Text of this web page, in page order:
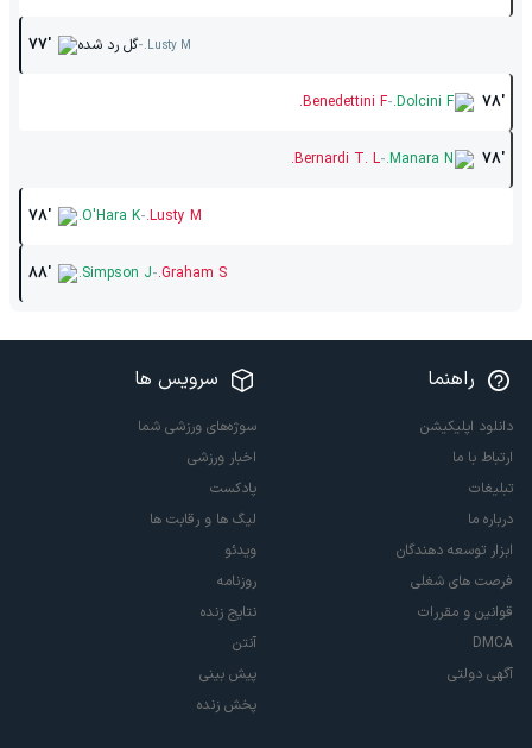
77' گل رد شده- Lusty M.
78'
Dolcini F.
-
Benedettini F.
78'
Manara N.
-
Bernardi T. L.
78' O'Hara K.- Lusty M.
88' Simpson J.- Graham S.
راهنما
دانلود اپلیکیشن
ارتباط با ما
تبلیغات
درباره ما
ابزار توسعه دهندگان
فرصت های شغلی
قوانین و مقررات
DMCA
آگهی دولتی
سرویس ها
سوژه‌های ورزشی شما
اخبار ورزشی
پادکست
لیگ ها و رقابت ها
ویدئو
روزنامه
نتایج زنده
آنتن
پیش بینی
پخش زنده